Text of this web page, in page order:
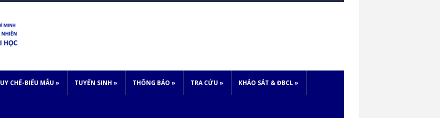
CHẾ-BIỂU MẪU » TUYỂN SINH » THÔNG BÁO » TRA CỨU » KHẢO SÁT & ĐBCL»